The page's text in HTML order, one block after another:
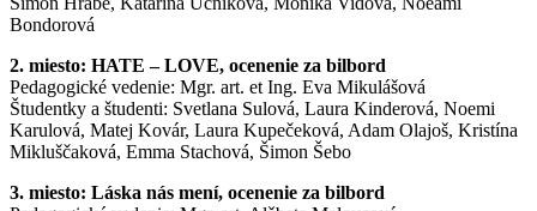
Bondorová
2. miesto: HATE – LOVE, ocenenie za bilbord
Pedagogické vedenie: Mgr. art. et Ing. Eva Mikulášová
Študentky a študenti: Svetlana Sulová, Laura Kinderová, Noemi
Karulová, Matej Kovár, Laura Kupečeková, Adam Olajoš, Kristína
Mikluščaková, Emma Stachová, Šimon Šebo
3. miesto: Láska nás mení, ocenenie za bilbord